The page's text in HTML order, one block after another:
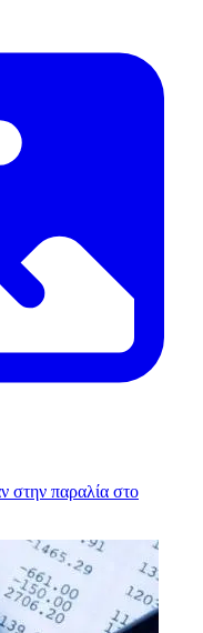
στην παραλία στο